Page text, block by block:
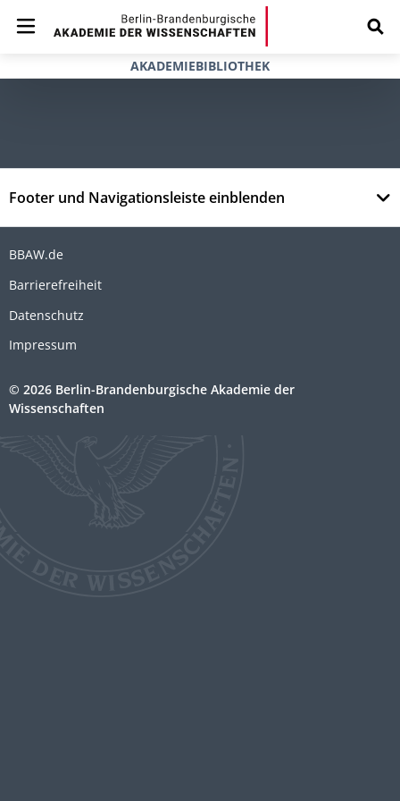
AKADEMIEBIBLIOTHEK
Footer und Navigationsleiste einblenden
BBAW.de
Barrierefreiheit
Datenschutz
Impressum
© 2026 Berlin-Brandenburgische Akademie der
Wissenschaften